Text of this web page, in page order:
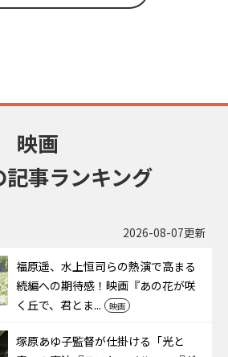
映画
記事ランキング
2026-08-07更新
福原遥、水上恒司らの熱演で高まる
続編への期待感！映画『あの花が咲
く丘で、君とま...
映画
塚原あゆ子監督が仕掛ける「光と